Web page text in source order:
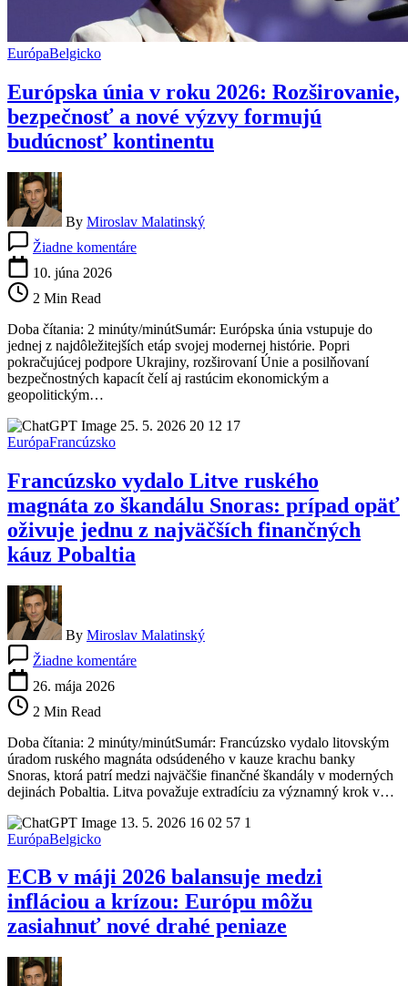
EurópaBelgicko
Európska únia v roku 2026: Rozširovanie,
bezpečnosť a nové výzvy formujú
budúcnosť kontinentu
By Miroslav Malatinský
Žiadne komentáreEurópska
Rozširovanie,
bezpečnosť
a
nové
formujú
budúcnosť
10. júna 2026
2 Min Read
Doba čítania: 2 minúty/minútSumár: Európska únia vstupuje do
jednej z najdôležitejších etáp svojej modernej histórie. Popri
pokračujúcej podpore Ukrajiny, rozširovaní Únie a posilňovaní
bezpečnostných kapacít čelí aj rastúcim ekonomickým a
geopolitickým…
EurópaFrancúzsko
Francúzsko vydalo Litve ruského
magnáta zo škandálu Snoras: prípad opäť
oživuje jednu z najväčších finančných
káuz Pobaltia
By Miroslav Malatinský
Žiadne komentáreFrancúzsko
zo
škandálu
Snoras:
prípad
opäť
oživuje
najväčších
finančných
káuz
Pobaltia
26. mája 2026
2 Min Read
Doba čítania: 2 minúty/minútSumár: Francúzsko vydalo litovským
úradom ruského magnáta odsúdeného v kauze krachu banky
Snoras, ktorá patrí medzi najväčšie finančné škandály v moderných
dejinách Pobaltia. Litva považuje extradíciu za významný krok v…
EurópaBelgicko
ECB v máji 2026 balansuje medzi
infláciou a krízou: Európu môžu
zasiahnuť nové drahé peniaze